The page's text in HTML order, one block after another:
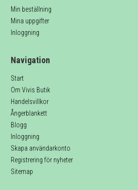
Min beställning
Mina uppgifter
Inloggning
Navigation
Start
Om Vivis Butik
Handelsvillkor
Ångerblankett
Blogg
Inloggning
Skapa användarkonto
Registrering för nyheter
Sitemap